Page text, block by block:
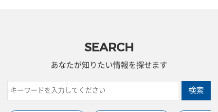
SEARCH
あなたが知りたい情報を探せます
検索